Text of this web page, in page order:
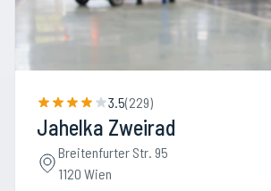
3.5(229)
Jahelka Zweirad
Breitenfurter Str. 95
1120 Wien